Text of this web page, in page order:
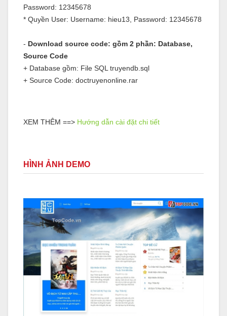
Password: 12345678
* Quyền User: Username: hieu13, Password: 12345678
- Download source code: gồm 2 phần: Database,
Source Code
+ Database gồm: File SQL truyendb.sql
+ Source Code: doctruyenonline.rar
XEM THÊM ==> Hướng dẫn cài đặt chi tiết
HÌNH ẢNH DEMO